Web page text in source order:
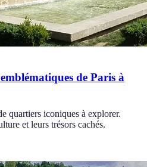
de Paris à
quartiers iconiques à explorer.
et leurs trésors cachés.